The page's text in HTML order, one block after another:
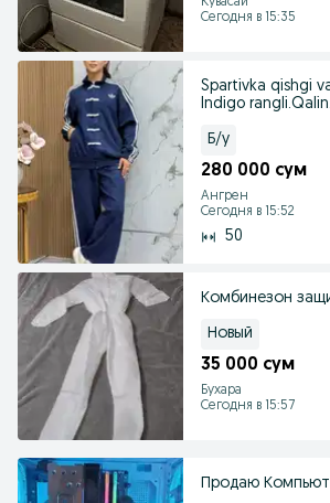
Сегодня в 15:35
Spartivka qishgi
Indigo
Б/у
280 000 сум
Ангрен
Сегодня в 15:52
50
Комбинезон
Новый
35 000 сум
Бухара
Сегодня в 15:57
Продаю